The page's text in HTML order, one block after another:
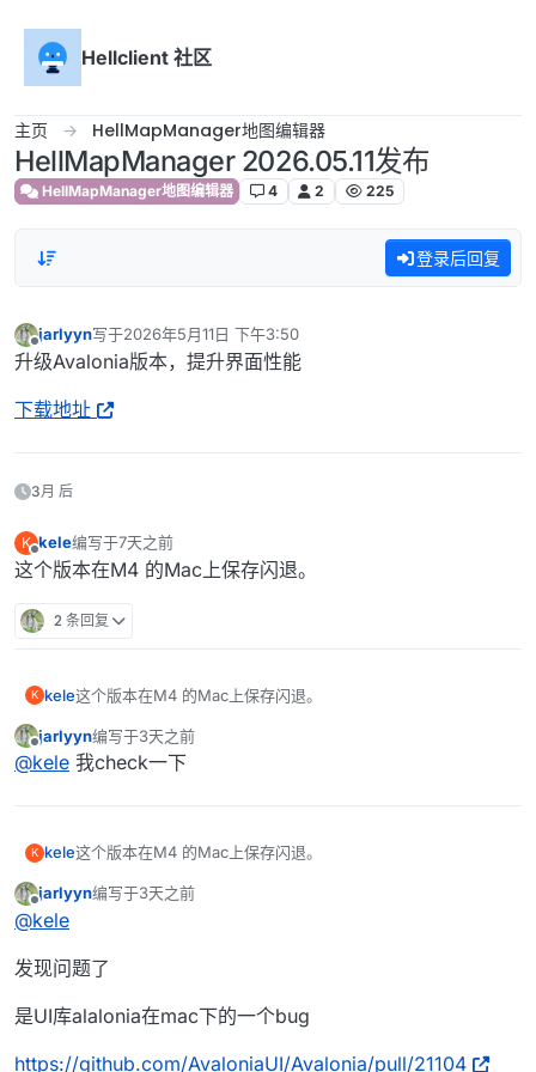
Hellclient 社区
主页 HellMapManager地图编辑器
HellMapManager 2026.05.11发布
HellMapManager地图编辑器 4 2 225
登录后回复
离线
jarlyyn写于2026年5月11日 下午3:50
最后由 编辑
升级Avalonia版本，提升界面性能
下载地址
3月 后
K
离线
kele编写于7天之前
最后由 编辑
这个版本在M4 的Mac上保存闪退。
2 条回复
K kele这个版本在M4 的Mac上保存闪退。
离线
jarlyyn编写于3天之前
最后由 编辑
@kele 我check一下
K kele这个版本在M4 的Mac上保存闪退。
离线
jarlyyn编写于3天之前
最后由 编辑
@kele
发现问题了
是UI库alalonia在mac下的一个bug
https://github.com/AvaloniaUI/Avalonia/pull/21104